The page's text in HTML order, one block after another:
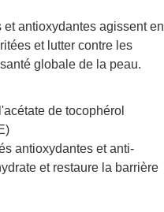
antioxydantes agissent en
et lutter contre les
globale de la peau.
antioxydantes et anti-
et restaure la barrière